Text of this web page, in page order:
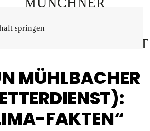
springen
MÜHLBACHER
FAKTEN“